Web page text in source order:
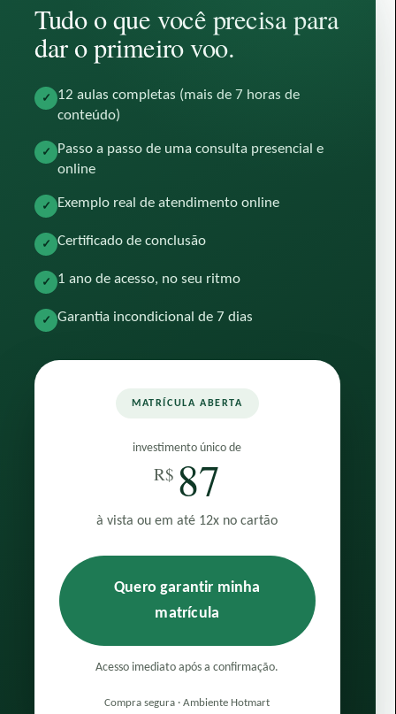
Tudo o que você precisa para
dar o primeiro voo.
✓
12 aulas completas (mais de 7 horas de
conteúdo)
✓
Passo a passo de uma consulta presencial e
online
✓ Exemplo real de atendimento online
✓ Certificado de conclusão
✓ 1 ano de acesso, no seu ritmo
✓ Garantia incondicional de 7 dias
MATRÍCULA ABERTA
investimento único de
R$ 87
à vista ou em até 12x no cartão
Quero garantir minha
matrícula
Acesso imediato após a confirmação.
Compra segura · Ambiente Hotmart